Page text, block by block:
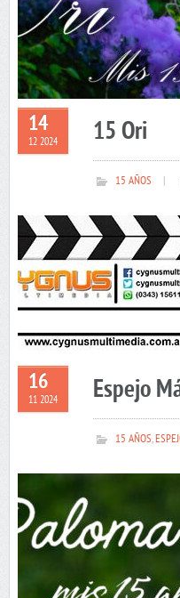
14
12 2024 15 Ori
15 AÑOS
16
11 2024 Espejo
15 AÑOS,